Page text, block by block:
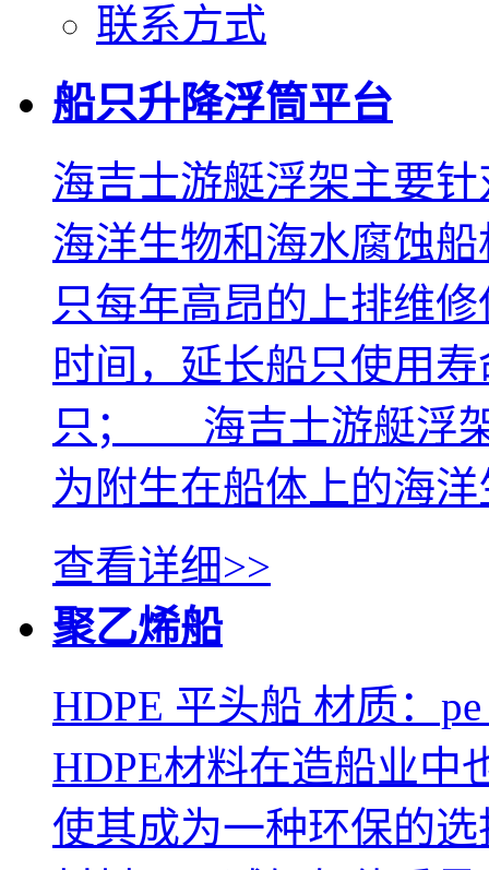
联系方式
船只升降浮筒平台
海吉士游艇浮架主要
海洋生物和海水腐蚀
只每年高昂的上排维
时间，延长船只使用
只； 海吉士游艇浮
为附生在船体上的海
查看详细>>
聚乙烯船
HDPE 平头船 材质：
HDPE材料在造船业中
使其成为一种环保的